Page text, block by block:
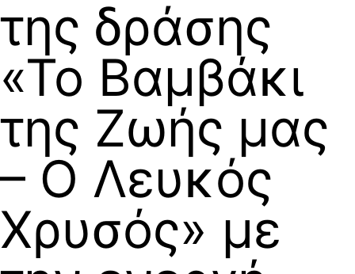
της δράσης
«Το Βαμβάκι
της Ζωής μας
– Ο Λευκός
Χρυσός» με